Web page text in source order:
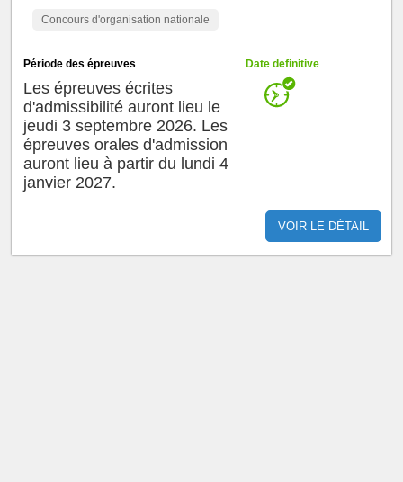
Concours d'organisation nationale
Période des épreuves
Les épreuves écrites
d'admissibilité auront lieu le
jeudi 3 septembre 2026. Les
épreuves orales d'admission
auront lieu à partir du lundi 4
janvier 2027.
Date definitive
VOIR LE DÉTAIL